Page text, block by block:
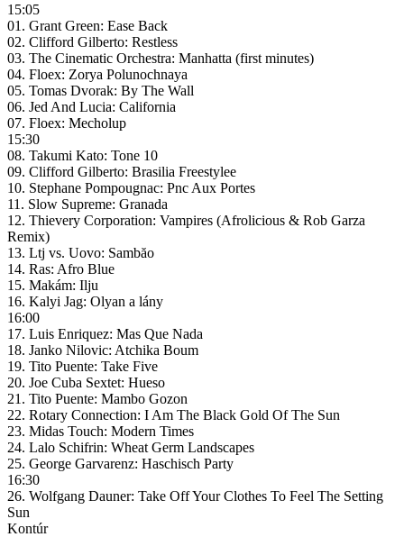
15:05
01. Grant Green: Ease Back
02. Clifford Gilberto: Restless
03. The Cinematic Orchestra: Manhatta (first minutes)
04. Floex: Zorya Polunochnaya
05. Tomas Dvorak: By The Wall
06. Jed And Lucia: California
07. Floex: Mecholup
15:30
08. Takumi Kato: Tone 10
09. Clifford Gilberto: Brasilia Freestylee
10. Stephane Pompougnac: Pnc Aux Portes
11. Slow Supreme: Granada
12. Thievery Corporation: Vampires (Afrolicious & Rob Garza
Remix)
13. Ltj vs. Uovo: Sambăo
14. Ras: Afro Blue
15. Makám: Ilju
16. Kalyi Jag: Olyan a lány
16:00
17. Luis Enriquez: Mas Que Nada
18. Janko Nilovic: Atchika Boum
19. Tito Puente: Take Five
20. Joe Cuba Sextet: Hueso
21. Tito Puente: Mambo Gozon
22. Rotary Connection: I Am The Black Gold Of The Sun
23. Midas Touch: Modern Times
24. Lalo Schifrin: Wheat Germ Landscapes
25. George Garvarenz: Haschisch Party
16:30
26. Wolfgang Dauner: Take Off Your Clothes To Feel The Setting
Sun
Kontúr